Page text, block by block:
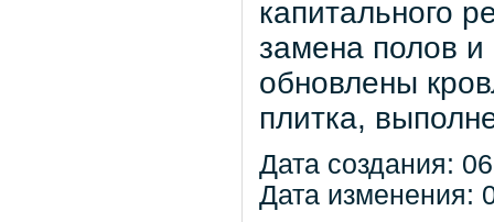
капитального
замена полов
обновлены
плитка,
Дата создания:
Дата изменения: